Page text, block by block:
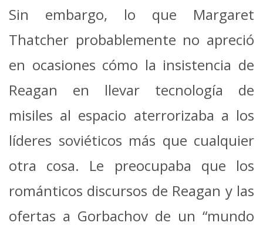
Sin embargo, lo que Margaret
Thatcher probablemente no apreció
en ocasiones cómo la insistencia de
Reagan en llevar tecnología de
misiles al espacio aterrorizaba a los
líderes soviéticos más que cualquier
otra cosa. Le preocupaba que los
románticos discursos de Reagan y las
ofertas a Gorbachov de un “mundo